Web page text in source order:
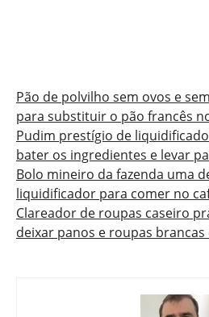
Pão de polvilho sem ovos e
para substituir o pão francês
Pudim prestígio de
bater os ingredientes e levar
Bolo mineiro da fazenda uma
liquidificador para comer no
Clareador de roupas caseiro
deixar panos e roupas brancas